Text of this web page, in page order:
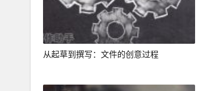
从起草到撰写：文件的创意过程